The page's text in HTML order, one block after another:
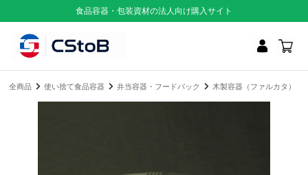
食品容器・包装資材の法人向け購入サイト
全商品 使い捨て食品容器 弁当容器・フードパック 木製容器（ファルカタ）